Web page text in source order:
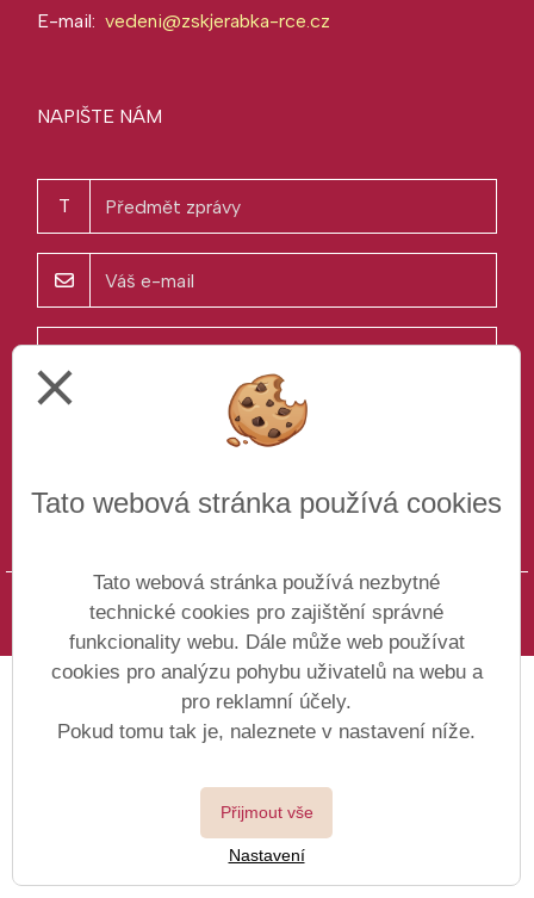
E-mail: vedeni@zskjerabka-rce.cz
NAPIŠTE NÁM
T
Kde nás najdete
close
Tato webová stránka používá cookies
Tato webová stránka používá nezbytné
technické cookies pro zajištění správné
funkcionality webu. Dále může web používat
cookies pro analýzu pohybu uživatelů na webu a
pro reklamní účely.
Pokud tomu tak je, naleznete v nastavení níže.
Přijmout vše
Nastavení